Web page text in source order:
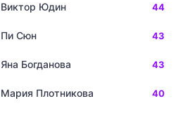
Виктор Юдин 44
Пи Сюн 43
Яна Богданова 43
Мария Плотникова 40